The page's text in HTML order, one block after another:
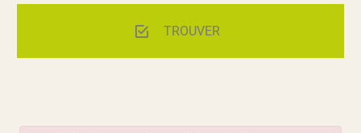
TROUVER